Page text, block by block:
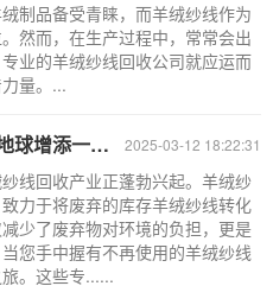
制品备受青睐，而羊绒纱线作为
然而，在生产过程中，常常会出
业的羊绒纱线回收公司就应运而
量。...
2025-03-12 18:22:31
一抹绿色**
线回收产业正蓬勃兴起。羊绒纱
力于将废弃的库存羊绒纱线转化
少了废弃物对环境的负担，更是
您手中握有不再使用的羊绒纱线
。这些专......